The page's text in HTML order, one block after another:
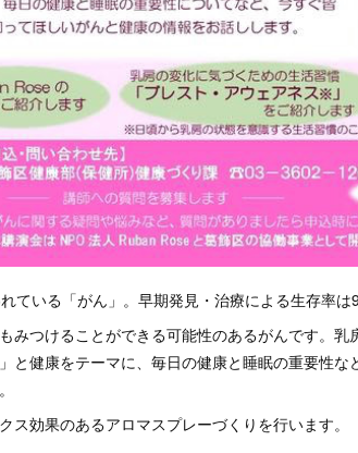
ている「がん」。早期発見・治療による生存率は
みつけることができる可能性のあるがんです。
と健康をテーマに、毎日の健康と睡眠の重要性
ス効果のあるアロマスプレーづくりを行います。